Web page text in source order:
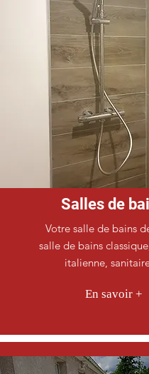
Salles de
Votre salle de bains
salle de bains
italienne,
En savoir +